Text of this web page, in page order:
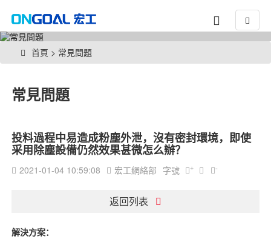
首頁 > 常見問題
常見問題
投料過程中易造成粉塵外泄，沒有密封環境，即使
采用除塵設備仍然效果甚微怎么辦？
2021-01-04 10:59:08 宏工網絡部 字號 + -
返回列表
解決方案：